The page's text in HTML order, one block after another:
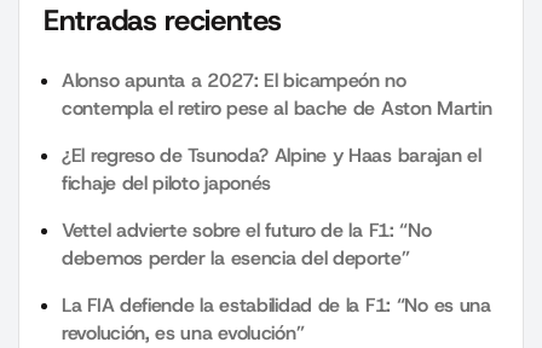
Entradas recientes
Alonso apunta a 2027: El bicampeón no
contempla el retiro pese al bache de Aston Martin
¿El regreso de Tsunoda? Alpine y Haas barajan el
fichaje del piloto japonés
Vettel advierte sobre el futuro de la F1: “No
debemos perder la esencia del deporte”
La FIA defiende la estabilidad de la F1: “No es una
revolución, es una evolución”